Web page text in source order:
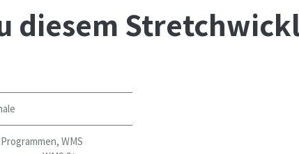
diesem
, WMS